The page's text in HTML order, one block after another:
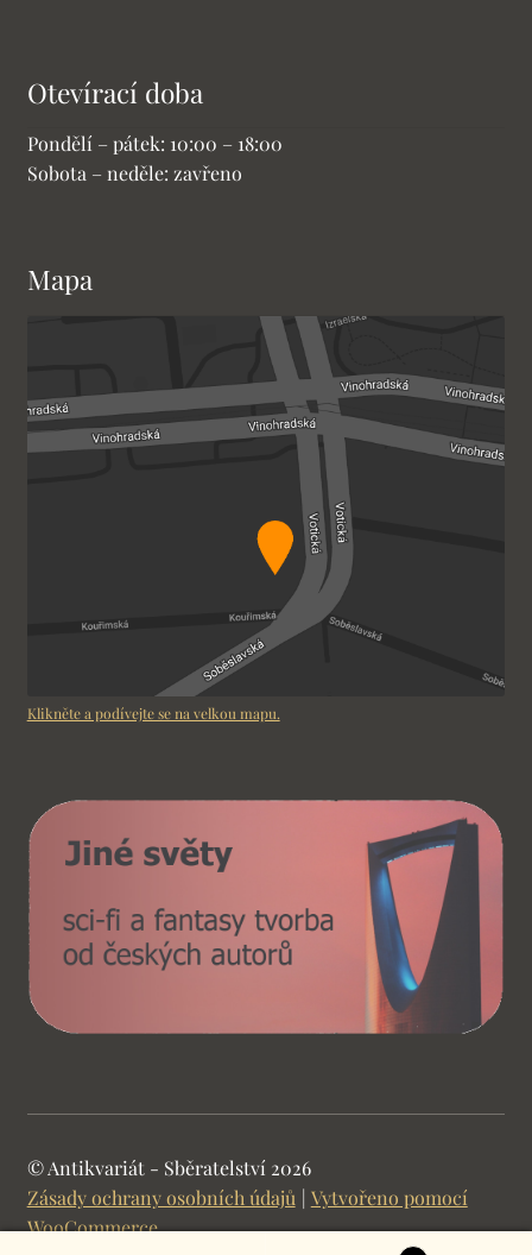
Otevírací doba
Pondělí – pátek: 10:00 – 18:00
Sobota – neděle: zavřeno
Mapa
Klikněte a podívejte se na velkou mapu.
© Antikvariát - Sběratelství 2026
Zásady ochrany osobních údajů
Vytvořeno pomocí
WooCommerce.